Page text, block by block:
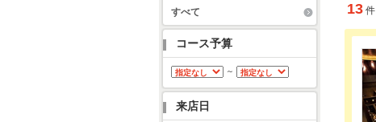
すべて
コース予算
～
来店日
13 件